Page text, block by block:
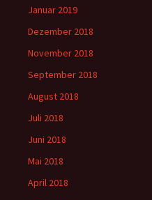
Januar 2019
Dezember 2018
November 2018
September 2018
August 2018
Juli 2018
Juni 2018
Mai 2018
April 2018